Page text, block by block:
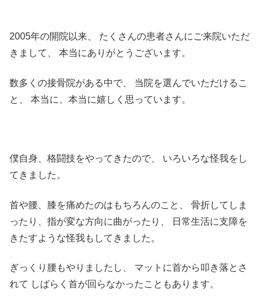
2005年の開院以来、
たくさんの患者さんにご来院いただ
きまして、
本当にありがとうございます。
数多くの接骨院がある中で、
当院を選んでいただけるこ
と、
本当に、本当に嬉しく思っています。
僕自身、格闘技をやってきたので、
いろいろな怪我をし
てきました。
首や腰、膝を痛めたのはもちろんのこと、
骨折してしま
ったり、指が変な方向に曲がったり、
日常生活に支障を
きたすような怪我もしてきました。
ぎっくり腰もやりましたし、
マットに首から叩き落とさ
れて しばらく首が回らなかったこともあります。